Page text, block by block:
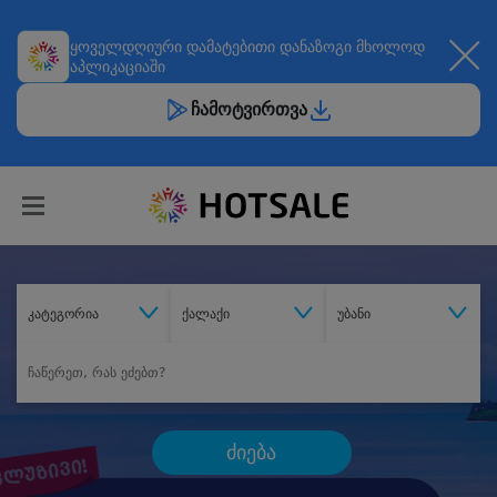
ყოველდღიური დამატებითი დანაზოგი მხოლოდ
აპლიკაციაში
ჩამოტვირთვა
კატეგორია ქალაქი უბანი
ძიება